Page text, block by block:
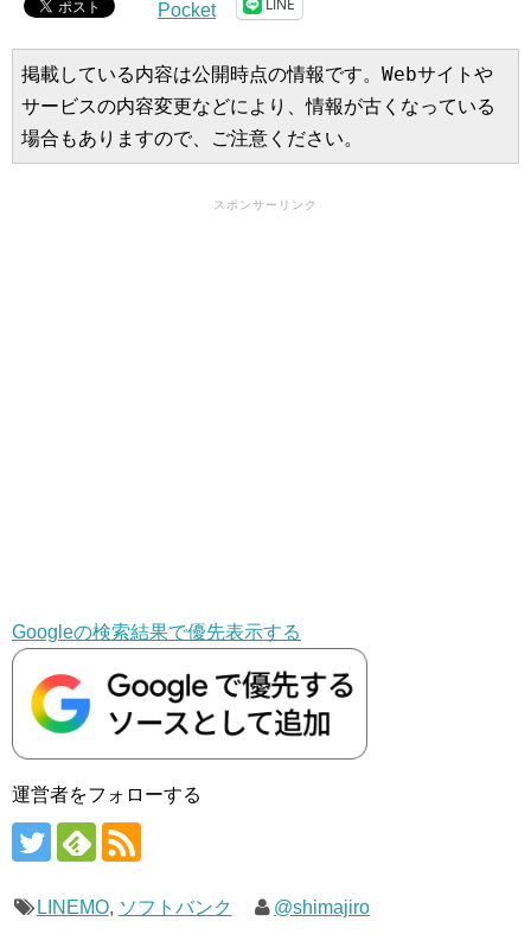
Pocket
掲載している内容は公開時点の情報です。Webサイトや
サービスの内容変更などにより、情報が古くなっている
場合もありますので、ご注意ください。
スポンサーリンク
Googleの検索結果で優先表示する
運営者をフォローする
LINEMO, ソフトバンク @shimajiro